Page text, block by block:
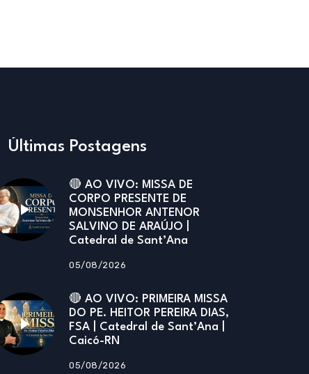
Últimas Postagens
🔴 AO VIVO: MISSA DE
CORPO PRESENTE DE
MONSENHOR ANTENOR
SALVINO DE ARAÚJO |
Catedral de Sant’Ana
05/08/2026
🔴 AO VIVO: PRIMEIRA MISSA
DO PE. HEITOR PEREIRA DIAS,
FSA | Catedral de Sant’Ana |
Caicó-RN
05/08/2026